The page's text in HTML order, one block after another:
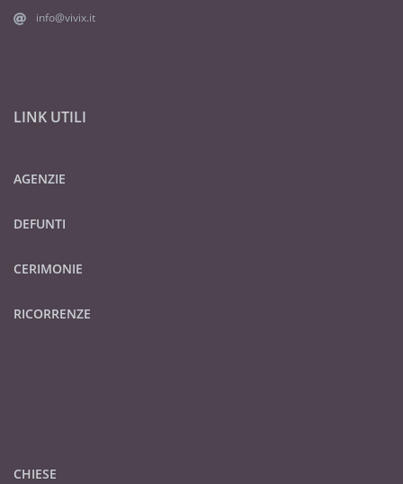
info@vivix.it
LINK UTILI
AGENZIE
DEFUNTI
CERIMONIE
RICORRENZE
CHIESE